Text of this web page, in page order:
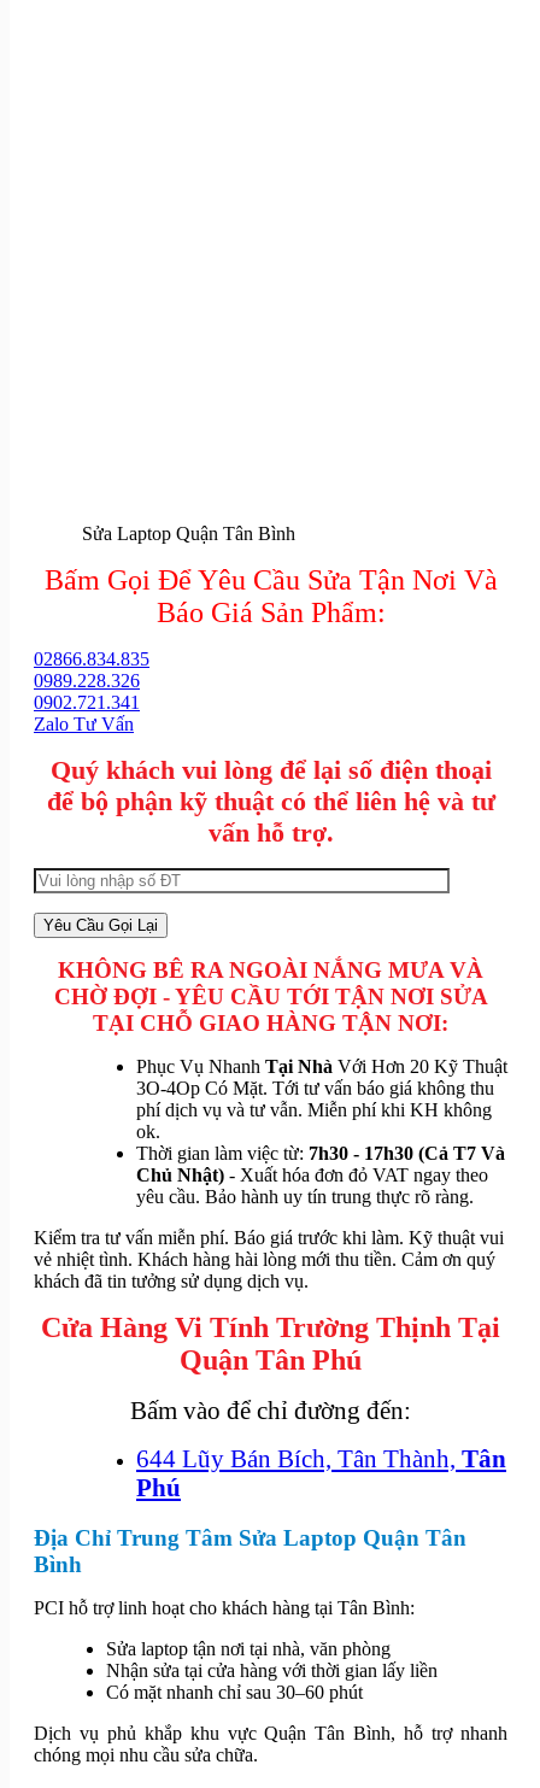
Sửa Laptop Quận Tân Bình
Bấm Gọi Để Yêu Cầu Sửa Tận Nơi Và
Báo Giá Sản Phẩm:
02866.834.835
0989.228.326
0902.721.341
Zalo Tư Vấn
Quý khách vui lòng để lại số điện thoại
để bộ phận kỹ thuật có thể liên hệ và tư
vấn hỗ trợ.
KHÔNG BÊ RA NGOÀI NẮNG MƯA VÀ
CHỜ ĐỢI - YÊU CẦU TỚI TẬN NƠI SỬA
TẠI CHỖ GIAO HÀNG TẬN NƠI:
Phục Vụ Nhanh Tại Nhà Với Hơn 20 Kỹ Thuật
3O-4Op Có Mặt. Tới tư vấn báo giá không thu
phí dịch vụ và tư vẫn. Miễn phí khi KH không
ok.
Thời gian làm việc từ: 7h30 - 17h30 (Cả T7 Và
Chủ Nhật) - Xuất hóa đơn đỏ VAT ngay theo
yêu cầu. Bảo hành uy tín trung thực rõ ràng.
Kiểm tra tư vấn miễn phí. Báo giá trước khi làm. Kỹ thuật vui
vẻ nhiệt tình. Khách hàng hài lòng mới thu tiền. Cảm ơn quý
khách đã tin tưởng sử dụng dịch vụ.
Cửa Hàng Vi Tính Trường Thịnh Tại
Quận Tân Phú
Bấm vào để chỉ đường đến:
644 Lũy Bán Bích, Tân Thành, Tân
Phú
Địa Chỉ Trung Tâm Sửa Laptop Quận Tân
Bình
PCI hỗ trợ linh hoạt cho khách hàng tại Tân Bình:
Sửa laptop tận nơi tại nhà, văn phòng
Nhận sửa tại cửa hàng với thời gian lấy liền
Có mặt nhanh chỉ sau 30–60 phút
Dịch vụ phủ khắp khu vực Quận Tân Bình, hỗ trợ nhanh
chóng mọi nhu cầu sửa chữa.